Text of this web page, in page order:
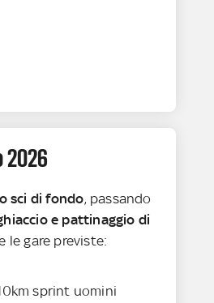
2026
sci di fondo, passando
e pattinaggio di
le gare previste:
sprint uomini